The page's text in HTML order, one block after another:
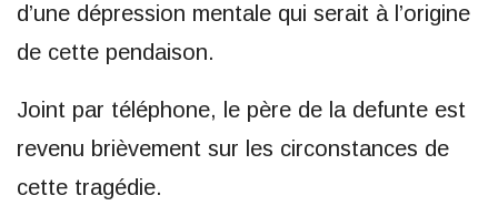
d’une dépression mentale qui serait à l’origine
de cette pendaison.
Joint par téléphone, le père de la defunte est
revenu brièvement sur les circonstances de
cette tragédie.